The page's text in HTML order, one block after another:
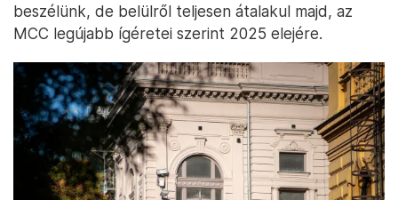
beszélünk, de belülről teljesen átalakul majd, az
MCC legújabb ígéretei szerint 2025 elejére.